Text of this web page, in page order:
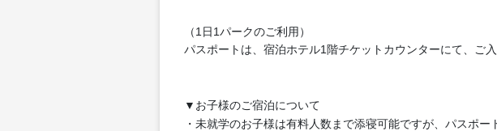
（1日1パークのご利用）
パスポートは、宿泊ホテル1階チケットカウンターにて、ご
▼お子様のご宿泊について
・未就学のお子様は有料人数まで添寝可能ですが、パスポー